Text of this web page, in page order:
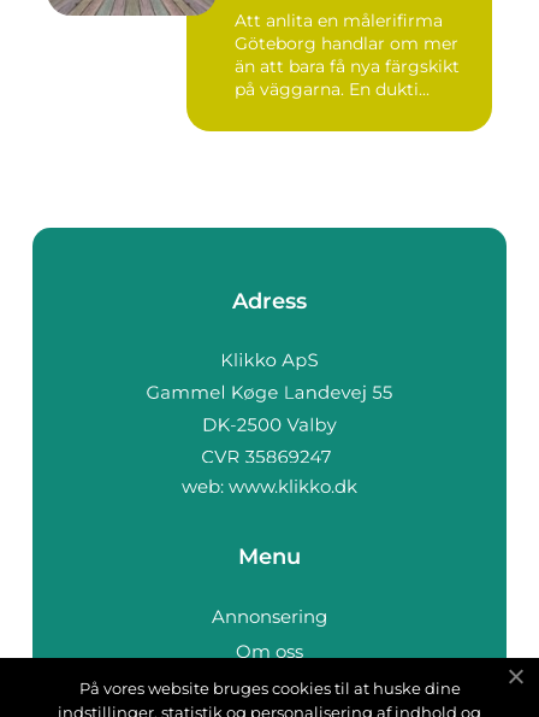
Att anlita en målerifirma
Göteborg handlar om mer
än att bara få nya färgskikt
på väggarna. En dukti...
Adress
web: www.klikko.dk
Menu
Annonsering
Om oss
Cookies
På vores website bruges cookies til at huske dine
indstillinger, statistik og personalisering af indhold og